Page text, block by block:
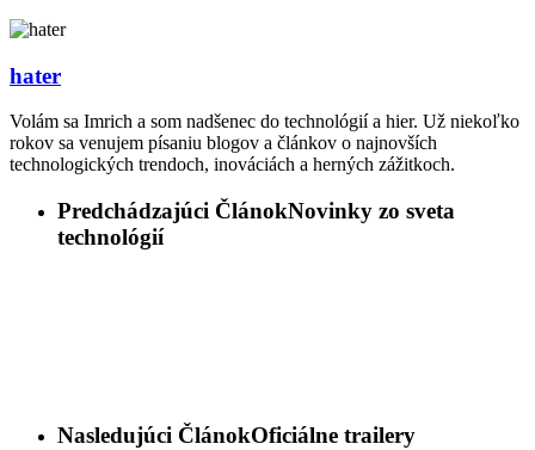
hater
Volám sa Imrich a som nadšenec do technológií a hier. Už niekoľko
rokov sa venujem písaniu blogov a článkov o najnovších
technologických trendoch, inováciách a herných zážitkoch.
Predchádzajúci ČlánokNovinky zo sveta
technológií
Nasledujúci ČlánokOficiálne trailery